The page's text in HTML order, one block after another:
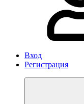
Вход
Регистрация